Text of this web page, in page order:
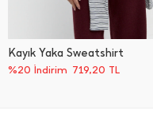
Kayık Yaka Sweatshirt
%20 İndirim 719,20 TL